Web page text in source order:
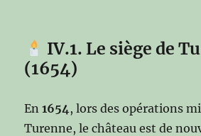
IV.1. Le siège de
(1654)
En1654 , lors des opérations
Turenne, le château est de